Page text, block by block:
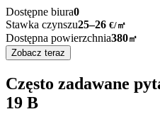
Dostępne biura0
Stawka czynszu25–26 €/㎡
Dostępna powierzchnia380㎡
Zobacz teraz
Często zadawane
19 B